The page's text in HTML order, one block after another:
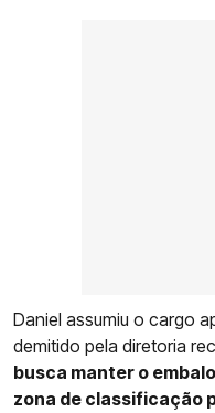
Daniel assumiu o cargo
demitido pela diretoria
busca manter o
zona de classificação